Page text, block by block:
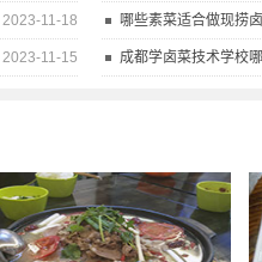
2023-11-18 哪些素菜适合做现捞
2023-11-15 成都学卤菜技术学校